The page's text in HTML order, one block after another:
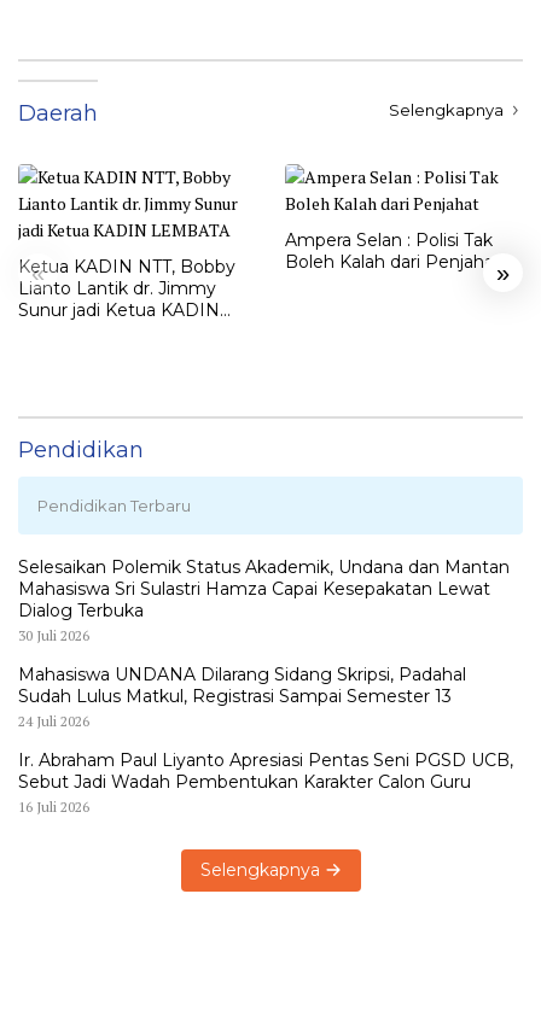
Daerah Selengkapnya
« »
Ketua KADIN NTT, Bobby
Lianto Lantik dr. Jimmy
Sunur jadi Ketua KADIN
Ampera Selan : Polisi Tak
Boleh Kalah dari Penjahat
Pendidikan
Pendidikan Terbaru
Selesaikan Polemik Status Akademik, Undana dan Mantan
Mahasiswa Sri Sulastri Hamza Capai Kesepakatan Lewat
Dialog Terbuka
30 Juli 2026
Mahasiswa UNDANA Dilarang Sidang Skripsi, Padahal
Sudah Lulus Matkul, Registrasi Sampai Semester 13
24 Juli 2026
Ir. Abraham Paul Liyanto Apresiasi Pentas Seni PGSD UCB,
Sebut Jadi Wadah Pembentukan Karakter Calon Guru
16 Juli 2026
Selengkapnya